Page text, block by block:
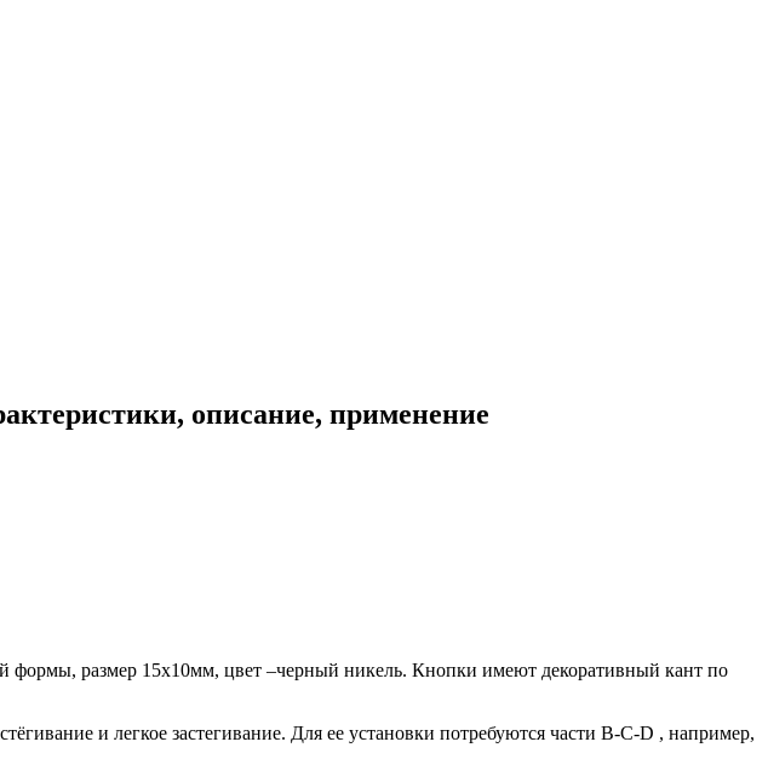
описание, применение
формы, размер 15х10мм, цвет –черный никель. Кнопки имеют декоративный кант по
и легкое застегивание. Для ее установки потребуются части В-C-D , например,